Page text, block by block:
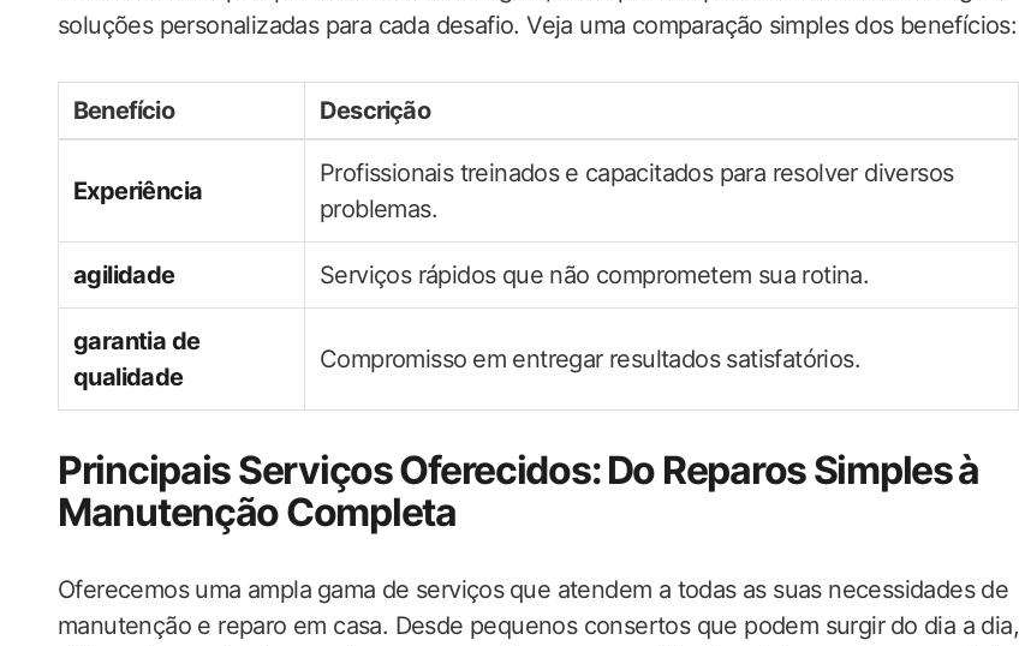
soluções personalizadas para cada desafio. Veja ​uma comparação⁣ simples ⁢dos​ benefícios:
Benefício Descrição
Experiência
Profissionais treinados ⁣e capacitados para ​resolver diversos
problemas.
agilidade Serviços rápidos que não comprometem sua rotina.
garantia de
‌qualidade
Compromisso ⁤em entregar resultados ‍satisfatórios.
Principais Serviços Oferecidos: ⁢Do​ Reparos​ Simples⁤ à
Manutenção Completa
Oferecemos uma ampla ⁣gama de serviços ⁢que ‌atendem a todas as suas necessidades ​de
manutenção e‍ reparo em casa. Desde​ pequenos consertos que podem surgir ⁣do dia a dia,